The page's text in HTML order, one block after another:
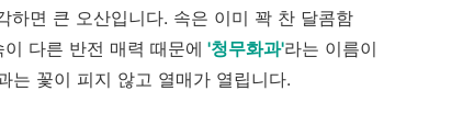
하면 큰 오산입니다. 속은 이미 꽉 찬 달콤함
다른 반전 매력 때문에 '청무화과'라는 이름이
는 꽃이 피지 않고 열매가 열립니다.